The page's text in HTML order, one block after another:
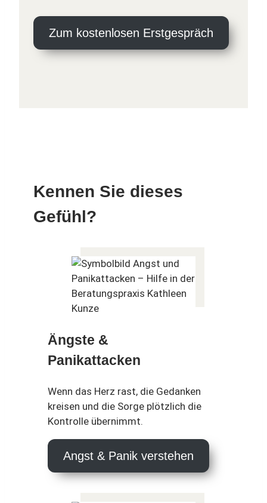
Zum kostenlosen Erstgespräch
Kennen Sie dieses
Gefühl?
Ängste &
Panikattacken
Wenn das Herz rast, die Gedanken
kreisen und die Sorge plötzlich die
Kontrolle übernimmt.
Angst & Panik verstehen